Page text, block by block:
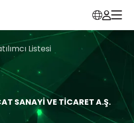
Listesi
SANAYİ VE TİCARET A.Ş.